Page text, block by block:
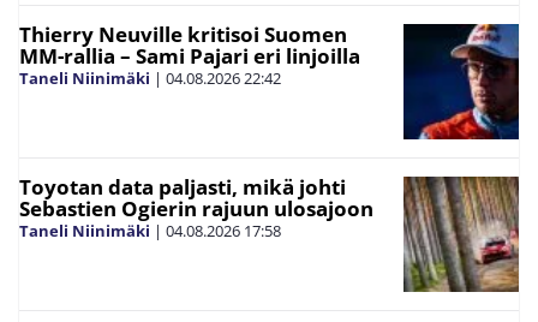
Thierry Neuville kritisoi Suomen
MM-rallia – Sami Pajari eri linjoilla
Taneli Niinimäki | 04.08.202622:42
Toyotan data paljasti, mikä johti
Sebastien Ogierin rajuun ulosajoon
Taneli Niinimäki | 04.08.2026 17:58